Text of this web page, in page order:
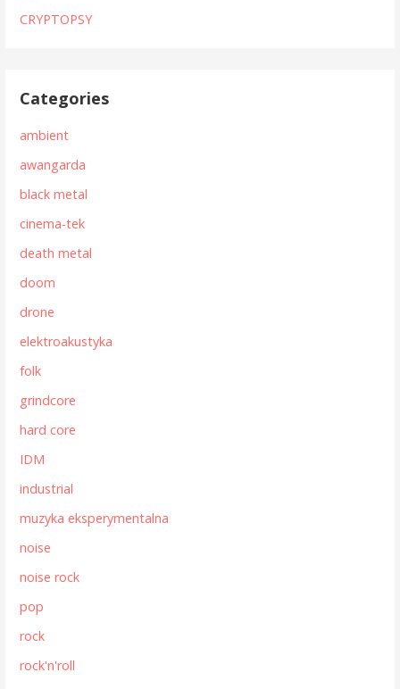
CRYPTOPSY
Categories
ambient
awangarda
black metal
cinema-tek
death metal
doom
drone
elektroakustyka
folk
grindcore
hard core
IDM
industrial
muzyka eksperymentalna
noise
noise rock
pop
rock
rock'n'roll